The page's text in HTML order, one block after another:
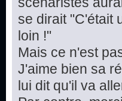
se dirait "C'était
loin !"
Mais ce n'est
J'aime bien sa
lui dit qu'il va